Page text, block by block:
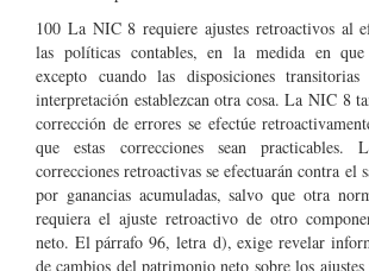
100 La NIC 8 requiere ajustes retroactivos al
las políticas contables, en la medida en que
excepto cuando las disposiciones
interpretación establezcan otra cosa. La NIC 8
corrección de errores se efectúe
que estas correcciones sean
correcciones retroactivas se efectuarán contra el
por ganancias acumuladas, salvo que otra
requiera el ajuste retroactivo de otro
neto. El párrafo 96, letra d), exige revelar
de cambios del patrimonio neto sobre los ajustes